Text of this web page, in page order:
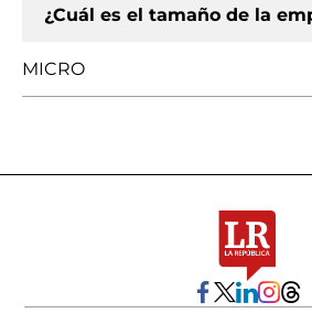
¿Cuál es el tamaño de la
MICRO